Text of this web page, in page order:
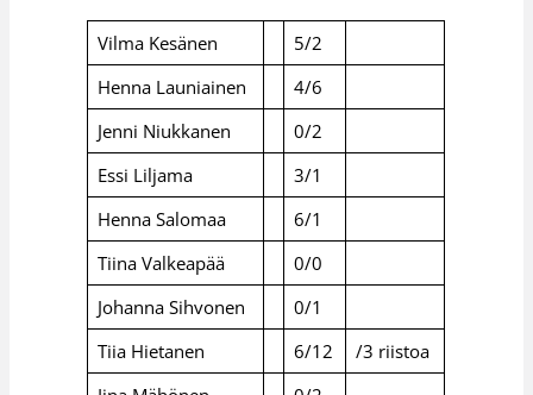
Vilma Kesänen
5/2
Henna Launiainen
4/6
Jenni Niukkanen
0/2
Essi Liljama
3/1
Henna Salomaa
6/1
Tiina Valkeapää
0/0
Johanna Sihvonen
0/1
Tiia Hietanen
6/12
/3 riistoa